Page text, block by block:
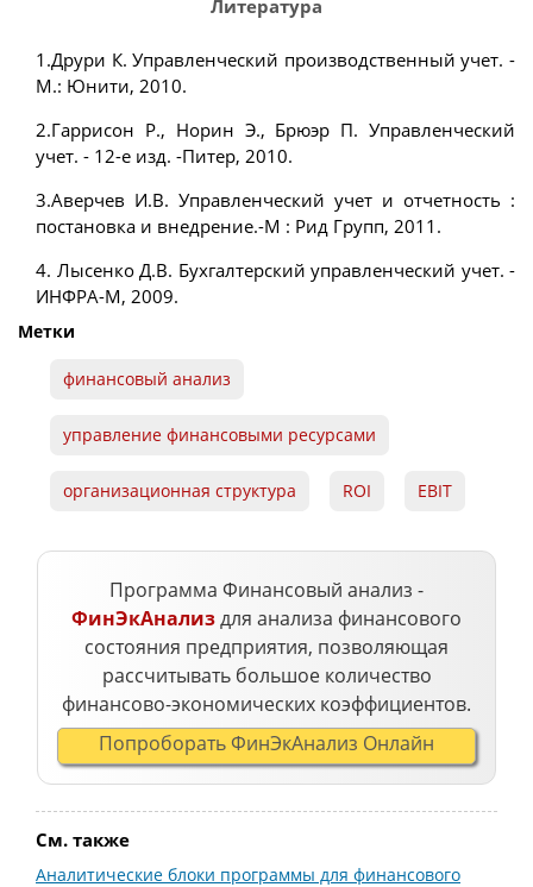
Литература
1.Друри К. Управленческий производственный учет. -
М.: Юнити, 2010.
2.Гаррисон Р., Норин Э., Брюэр П. Управленческий
учет. - 12-е изд. -Питер, 2010.
3.Аверчев И.В. Управленческий учет и отчетность :
постановка и внедрение.-М : Рид Групп, 2011.
4. Лысенко Д.В. Бухгалтерский управленческий учет. -
ИНФРА-М, 2009.
Метки
финансовый анализ
управление финансовыми ресурсами
организационная структура ROI EBIT
Программа Финансовый анализ -
ФинЭкАнализдля анализа финансового
состояния предприятия, позволяющая
рассчитывать большое количество
финансово-экономических коэффициентов.
Попроборать ФинЭкАнализ Онлайн
См. также
Аналитические блоки программы для финансового